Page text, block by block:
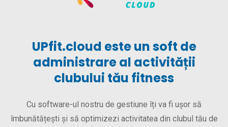
UPfit.cloud este un soft de
administrare al activității
clubului tău fitness
Cu software-ul nostru de gestiune îți va fi ușor să
îmbunătățești și să optimizezi activitatea din clubul tău de